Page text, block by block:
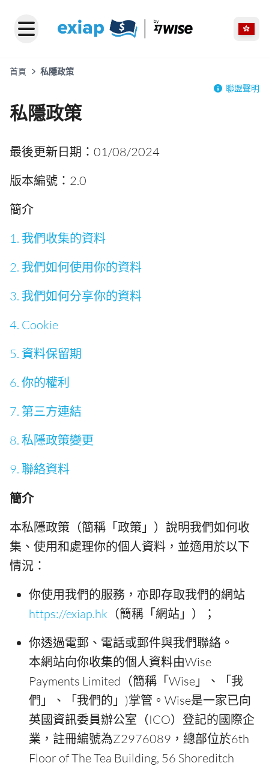
首頁
私隱政策
聯盟聲明
私隱政策
最後更新日期：01/08/2024
版本編號：2.0
簡介
1. 我們收集的資料
2. 我們如何使用你的資料
3. 我們如何分享你的資料
4. Cookie
5. 資料保留期
6. 你的權利
7. 第三方連結
8. 私隱政策變更
9. 聯絡資料
簡介
本私隱政策（簡稱「政策」）說明我們如何收
集、使用和處理你的個人資料，並適用於以下
情況：
你使用我們的服務，亦即存取我們的網站
https://exiap.hk （簡稱「網站」）；
你透過電郵、電話或郵件與我們聯絡。
本網站向你收集的個人資料由Wise
Payments Limited（簡稱「Wise」、「我
們」、「我們的」)掌管。Wise是一家已向
英國資訊委員辦公室（ICO）登記的國際企
業，註冊編號為Z2976089，總部位於6th
Floor of The Tea Building, 56 Shoreditch